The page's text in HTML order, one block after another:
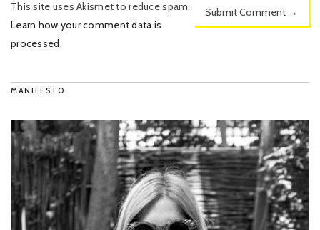
This site uses Akismet to reduce spam.
Learn how your comment data is
processed.
MANIFESTO